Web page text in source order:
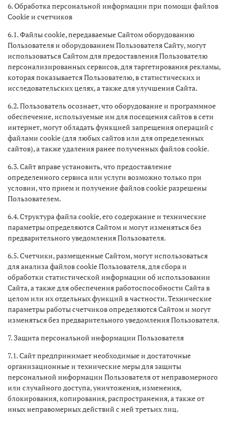
6. Обработка персональной информации при помощи файлов
Cookie и счетчиков
6.1. Файлы cookie, передаваемые Сайтом оборудованию
Пользователя и оборудованием Пользователя Сайту, могут
использоваться Сайтом для предоставления Пользователю
персонализированных сервисов, для таргетирования рекламы,
которая показывается Пользователю, в статистических и
исследовательских целях, а также для улучшения Сайта.
6.2. Пользователь осознает, что оборудование и программное
обеспечение, используемые им для посещения сайтов в сети
интернет, могут обладать функцией запрещения операций с
файлами cookie (для любых сайтов или для определенных
сайтов), а также удаления ранее полученных файлов cookie.
6.3. Сайт вправе установить, что предоставление
определенного сервиса или услуги возможно только при
условии, что прием и получение файлов cookie разрешены
Пользователем.
6.4. Структура файла cookie, его содержание и технические
параметры определяются Сайтом и могут изменяться без
предварительного уведомления Пользователя.
6.5. Счетчики, размещенные Сайтом, могут использоваться
для анализа файлов cookie Пользователя, для сбора и
обработки статистической информации об использовании
Сайта, а также для обеспечения работоспособности Сайта в
целом или их отдельных функций в частности. Технические
параметры работы счетчиков определяются Сайтом и могут
изменяться без предварительного уведомления Пользователя.
7. Защита персональной информации Пользователя
7.1. Сайт предпринимает необходимые и достаточные
организационные и технические меры для защиты
персональной информации Пользователя от неправомерного
или случайного доступа, уничтожения, изменения,
блокирования, копирования, распространения, а также от
иных неправомерных действий с ней третьих лиц.